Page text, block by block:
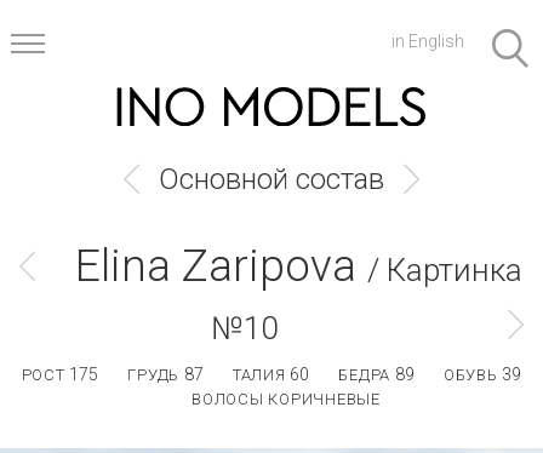
in English
Основной состав
Elina Zaripova / Картинка
№10
РОСТ 175 ГРУДЬ 87 ТАЛИЯ 60 БЕДРА 89 ОБУВЬ 39
ВОЛОСЫ КОРИЧНЕВЫЕ